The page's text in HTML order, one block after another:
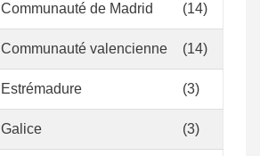
Communauté de Madrid (14)
Communauté valencienne (14)
Estrémadure (3)
Galice (3)